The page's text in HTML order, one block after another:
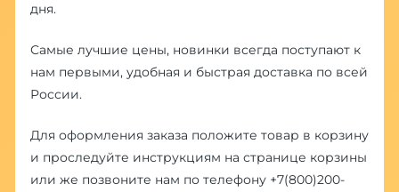
дня.
Самые лучшие цены, новинки всегда поступают к
нам первыми, удобная и быстрая доставка по всей
России.
Для оформления заказа положите товар в корзину
и проследуйте инструкциям на странице корзины
или же позвоните нам по телефону +7(800)200-